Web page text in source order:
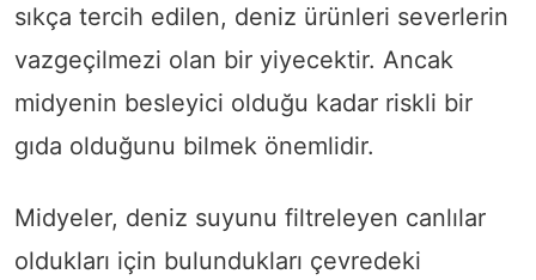
sıkça tercih edilen, deniz ürünleri severlerin
vazgeçilmezi olan bir yiyecektir. Ancak
midyenin besleyici olduğu kadar riskli bir
gıda olduğunu bilmek önemlidir.
Midyeler, deniz suyunu filtreleyen canlılar
oldukları için bulundukları çevredeki